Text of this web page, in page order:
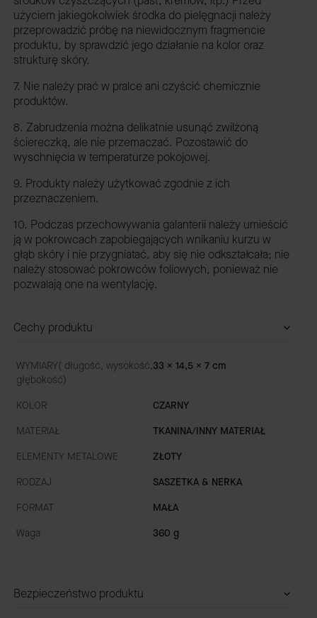
użyciem jakiegokolwiek środka do pielęgnacji należy
przeprowadzić próbę na niewidocznym fragmencie
produktu, by sprawdzić jego działanie na kolor oraz
strukturę skóry.
7. Nie należy prać w pralce ani czyścić chemicznie
produktów.
8. Zabrudzenia można delikatnie usunąć zwilżoną
ściereczką, ale nie przemaczać. Pozostawić do
wyschnięcia w temperaturze pokojowej.
9. Produkty należy użytkować zgodnie z ich
przeznaczeniem.
10. Podczas przechowywania galanterii należy umieścić
ją w pokrowcach zapobiegających wnikaniu kurzu w
głąb skóry i nie przygniatać, aby się nie odkształcała; nie
należy stosować pokrowców foliowych, ponieważ nie
pozwalają one na wentylację.
Cechy produktu
WYMIARY( długość, wysokość,
głębokość)
33 x 14,5 x 7 cm
KOLOR
CZARNY
MATERIAŁ
TKANINA/INNY MATERIAŁ
ELEMENTY METALOWE
ZŁOTY
RODZAJ
SASZETKA & NERKA
FORMAT
MAŁA
Waga
360 g
Bezpieczeństwo produktu